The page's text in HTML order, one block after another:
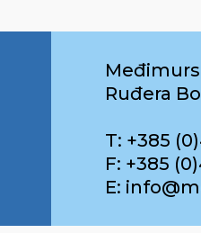
Ruđera
T: +385
F: +385
E: